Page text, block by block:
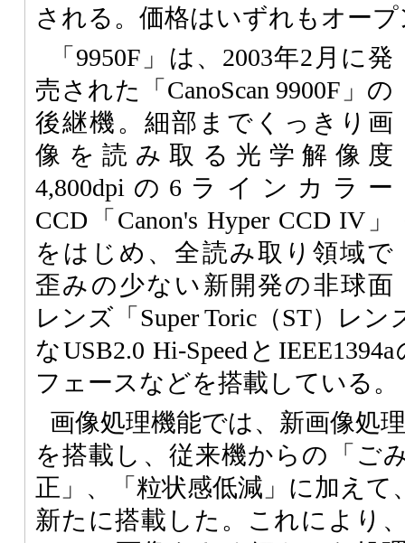
される。価格はいずれもオープ
「9950F」は、2003年2月に発
売された「CanoScan 9900F」の
後継機。細部までくっきり画
像を読み取る光学解像度
4,800dpiの6ラインカラー
CCD「Canon's Hyper CCD IV」
をはじめ、全読み取り領域で
歪みの少ない新開発の非球面
レンズ「Super Toric（ST）レ
なUSB2.0 Hi-Speedと
フェースなどを搭載している。
画像処理機能では、新画像処
を搭載し、従来機からの「ご
正」、「粒状感低減」に加えて
新たに搭載した。これにより